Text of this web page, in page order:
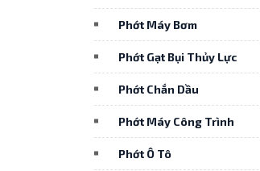
Phớt Máy Bơm
Phớt Gạt Bụi Thủy Lực
Phớt Chắn Dầu
Phớt Máy Công Trình
Phớt Ô Tô